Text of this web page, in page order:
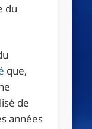
du
que,
de
années